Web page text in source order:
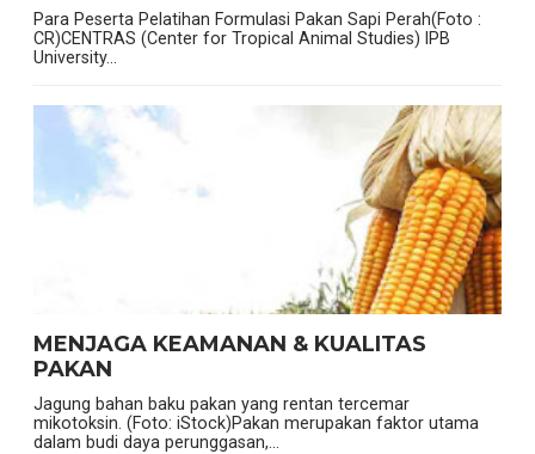
Para Peserta Pelatihan Formulasi Pakan Sapi Perah(Foto :
CR)CENTRAS (Center for Tropical Animal Studies) IPB
University...
MENJAGA KEAMANAN & KUALITAS
PAKAN
Jagung bahan baku pakan yang rentan tercemar
mikotoksin. (Foto: iStock)Pakan merupakan faktor utama
dalam budi daya perunggasan,...